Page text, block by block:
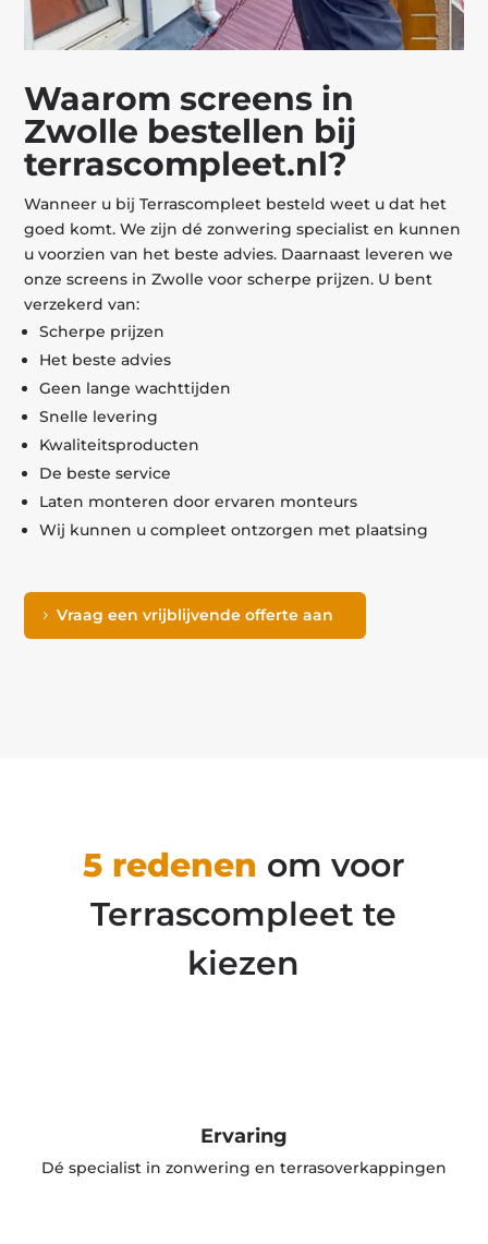
Waarom screens in
Zwolle bestellen bij
terrascompleet.nl?
Wanneer u bij Terrascompleet besteld weet u dat het
goed komt. We zijn dé zonwering specialist en kunnen
u voorzien van het beste advies. Daarnaast leveren we
onze screens in Zwolle voor scherpe prijzen. U bent
verzekerd van:
Scherpe prijzen
Het beste advies
Geen lange wachttijden
Snelle levering
Kwaliteitsproducten
De beste service
Laten monteren door ervaren monteurs
Wij kunnen u compleet ontzorgen met plaatsing
Vraag een vrijblijvende offerte aan
5 redenen om voor
Terrascompleet te
kiezen
Ervaring
Dé specialist in zonwering en terrasoverkappingen